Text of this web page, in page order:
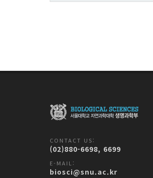
CONTACT US:
(02)880-6698, 6699
E-MAIL:
biosci@snu.ac.kr